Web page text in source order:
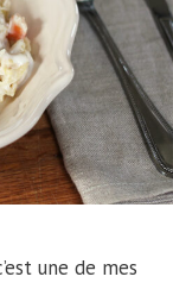
une de mes